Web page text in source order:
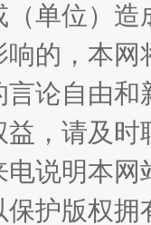
单位）
的，本
言论自由
，请及
说明本
护版权